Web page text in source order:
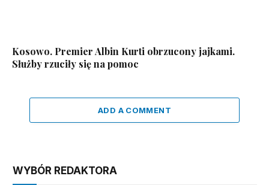
Kosowo. Premier Albin Kurti obrzucony jajkami.
Służby rzuciły się na pomoc
ADD A COMMENT
WYBÓR REDAKTORA